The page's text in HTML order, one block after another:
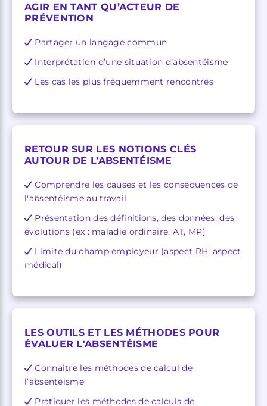
AGIR EN TANT QU’ACTEUR DE
PRÉVENTION
Partager un langage commun
Interprétation d’une situation d’absentéisme
Les cas les plus fréquemment rencontrés
RETOUR SUR LES NOTIONS CLÉS
AUTOUR DE L’ABSENTÉISME
Comprendre les causes et les conséquences de
l'absentéisme au travail
Présentation des définitions, des données, des
évolutions (ex : maladie ordinaire, AT, MP)
Limite du champ employeur (aspect RH, aspect
médical)
LES OUTILS ET LES MÉTHODES POUR
ÉVALUER L'ABSENTÉISME
Connaitre les méthodes de calcul de
l’absentéisme
Pratiquer les méthodes de calculs de